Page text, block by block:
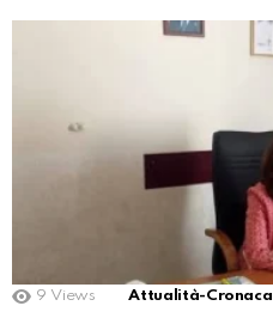
9 Views Attualità-Cronaca